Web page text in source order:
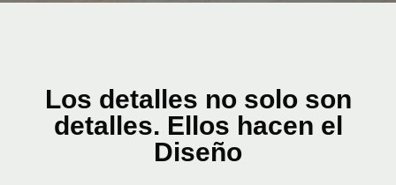
Los detalles no solo son
detalles. Ellos hacen el
Diseño